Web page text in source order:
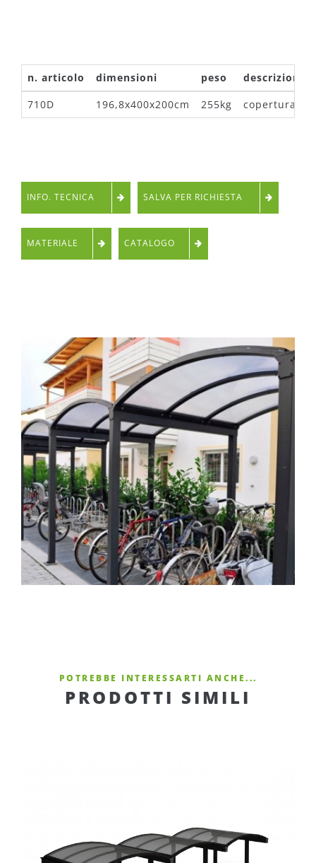
n. articolo dimensioni peso
descrizione
710D
196,8x400x200cm 255kg copertura
INFO. TECNICA SALVA PER RICHIESTA
MATERIALE CATALOGO
POTREBBE INTERESSARTI ANCHE...
PRODOTTI SIMILI